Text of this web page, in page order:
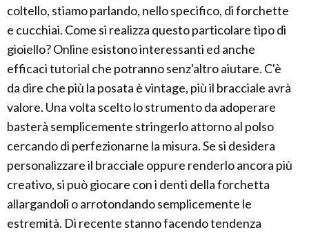
coltello, stiamo parlando, nello specifico, di forchette
e cucchiai. Come si realizza questo particolare tipo di
gioiello? Online esistono interessanti ed anche
efficaci tutorial che potranno senz'altro aiutare. C'è
da dire che più la posata è vintage, più il bracciale avrà
valore. Una volta scelto lo strumento da adoperare
basterà semplicemente stringerlo attorno al polso
cercando di perfezionarne la misura. Se si desidera
personalizzare il bracciale oppure renderlo ancora più
creativo, si può giocare con i denti della forchetta
allargandoli o arrotondando semplicemente le
estremità. Di recente stanno facendo tendenza